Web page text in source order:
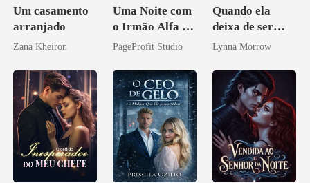
Um casamento
arranjado
Zana Kheiron
Uma Noite com
o Irmão Alfa do
Meu Ex
PageProfit Studio
Quando ela
deixa de ser
submissa
Lynna Morrow